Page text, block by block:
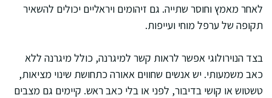
לאחר מאמץ וחוסר שתייה. גם זיהומים ויראליים יכולים להשאיר
תקופה של ערפל מוחי ועייפות.
בצד הנוירולוגי אפשר לראות קשר למיגרנה, כולל מיגרנה ללא
כאב משמעותי. יש אנשים שחווים אאורה כתחושת שינוי מציאות,
טשטוש או קושי בדיבור, לפני או בלי כאב ראש. קיימים גם מצבים